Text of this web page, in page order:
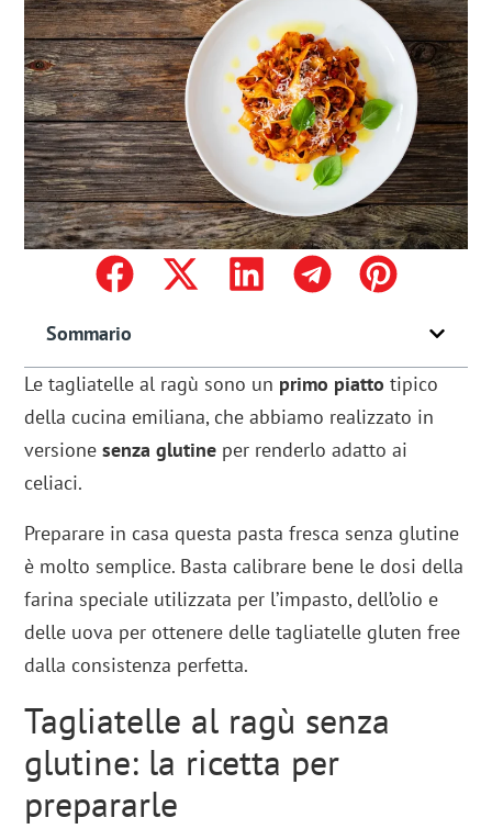
Sommario
Le tagliatelle al ragù sono un primo piatto tipico
della cucina emiliana, che abbiamo realizzato in
versionesenza glutine per renderlo adatto ai
celiaci.
Preparare in casa questa pasta fresca senza glutine
è molto semplice. Basta calibrare bene le dosi della
farina speciale utilizzata per l’impasto, dell’olio e
delle uova per ottenere delle tagliatelle gluten free
dalla consistenza perfetta.
Tagliatelle al ragù senza
glutine: la ricetta per
prepararle